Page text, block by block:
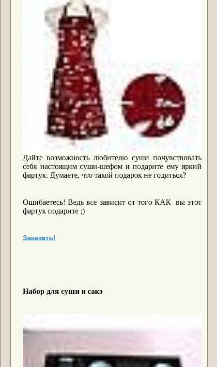
Дайте возможность любителю суши почувствовать
себя настоящим суши-шефом и подарите ему яркий
фартук. Думаете, что такой подарок не годиться?
Ошибаетесь! Ведь все зависит от того КАК вы этот
фартук подарите ;)
Заказать!
Набор для суши и сакэ